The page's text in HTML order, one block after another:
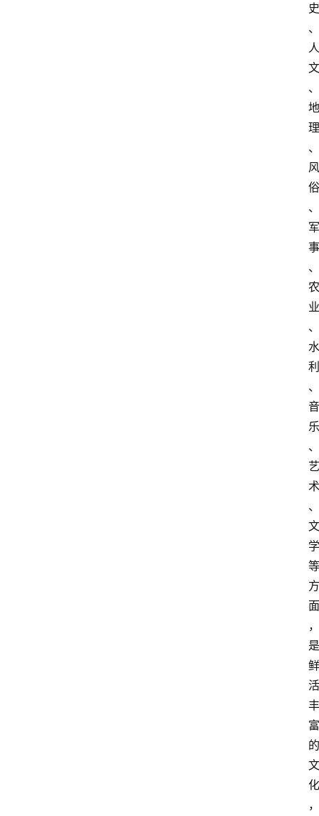
史
、
人
文
、
地
理
、
风
俗
、
军
事
、
农
业
、
水
利
、
音
乐
、
艺
术
、
文
学
等
方
面
，
是
鲜
活
丰
富
的
文
化
，